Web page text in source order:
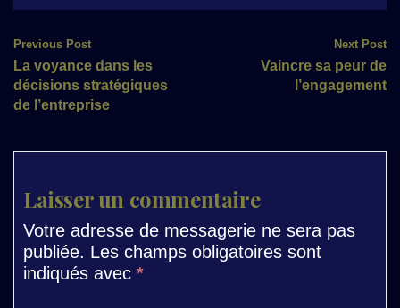
Post
navigation
Previous Post
La voyance dans les
décisions stratégiques
de l’entreprise
Next Post
Vaincre sa peur de
l’engagement
Laisser un commentaire
Votre adresse de messagerie ne sera pas
publiée. Les champs obligatoires sont
indiqués avec *